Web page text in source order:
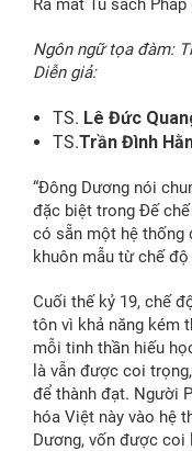
Ra mắt Tủ sách
Ngôn ngữ tọa đàm:
Diễn giả:
TS. Lê Đức
TS.Trần Đình
“Đông Dương nói
đặc biệt trong Đế
có sẵn một hệ thống
khuôn mẫu từ chế
Cuối thế kỷ 19, chế
tôn vì khả năng kém
mỗi tinh thần hiếu
là vẫn được coi
để thành đạt. Người
hóa Việt này vào hệ
Dương, vốn được coi